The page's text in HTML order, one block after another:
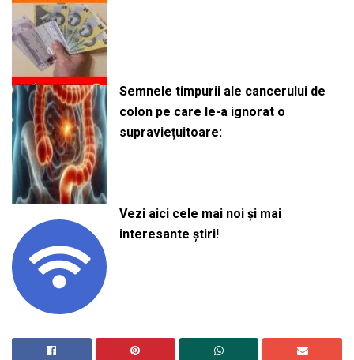
Semnele timpurii ale cancerului de
colon pe care le-a ignorat o
supraviețuitoare:
Vezi aici cele mai noi și mai
interesante știri!